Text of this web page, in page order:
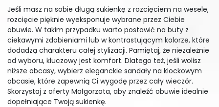
Jeśli masz na sobie długą sukienkę z rozcięciem na wesele,
rozcięcie pięknie wyeksponuje wybrane przez Ciebie
obuwie. W takim przypadku warto postawić na buty z
ciekawymi zdobieniami lub w kontrastującym kolorze, które
dodadzą charakteru całej stylizacji. Pamiętaj, że niezależnie
od wyboru, kluczowy jest komfort. Dlatego też, jeśli wolisz
niższe obcasy, wybierz eleganckie sandały na klockowym
obcasie, które zapewnią Ci wygodę przez cały wieczór.
Skorzystaj z oferty Małgorzata, aby znaleźć obuwie idealnie
dopełniające Twoją sukienkę.